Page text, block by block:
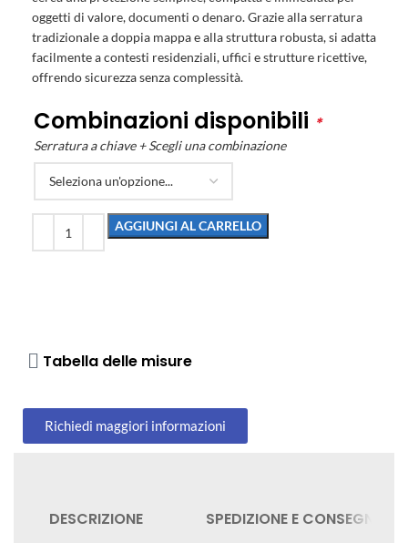
oggetti di valore, documenti o denaro. Grazie alla serratura
tradizionale a doppia mappa e alla struttura robusta, si adatta
facilmente a contesti residenziali, uffici e strutture ricettive,
offrendo sicurezza senza complessità.
Combinazioni disponibili *
Serratura a chiave + Scegli una combinazione
AGGIUNGI AL CARRELLO
Tabella delle misure
Richiedi maggiori informazioni
DESCRIZIONE SPEDIZIONE E CONSEGNA